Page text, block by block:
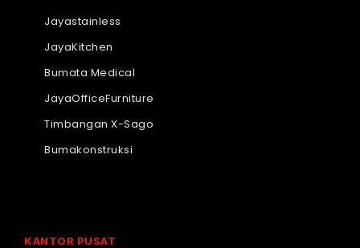
Jayastainless
JayaKitchen
Bumata Medical
JayaOfficeFurniture
Timbangan X-Sago
Bumakonstruksi
KANTOR PUSAT